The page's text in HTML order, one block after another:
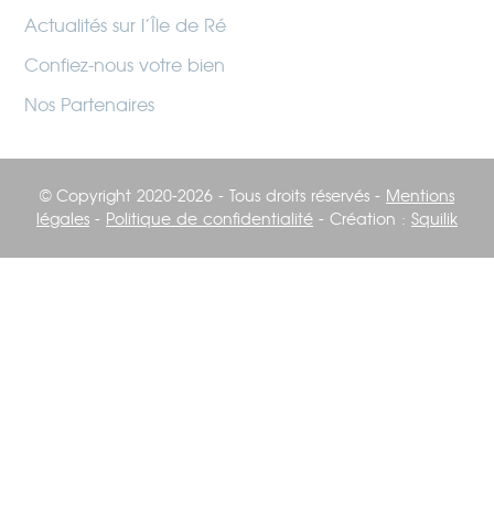
Actualités sur l’Île de Ré
Confiez-nous votre bien
Nos Partenaires
© Copyright 2020-2026 - Tous droits réservés - Mentions
légales - Politique de confidentialité - Création : Squilik